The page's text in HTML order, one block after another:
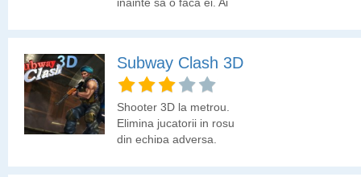
Subway Clash 3D
Shooter 3D la metrou.
Elimina jucatorii in rosu
din echipa adversa.